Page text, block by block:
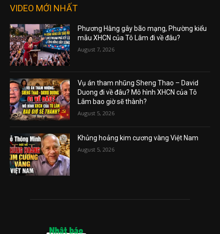
VIDEO MỚI NHẤT
Phương Hằng gây bão mạng, Phường kiểu
mẫu XHCN của Tô Lâm đi về đâu?
August 7, 2026
Vụ án tham nhũng Sheng Thao – David
Duong đi về đâu? Mô hình XHCN của Tô
Lâm bao giờ sẽ thành?
August 5, 2026
Khủng hoảng kim cương vàng Việt Nam
August 5, 2026